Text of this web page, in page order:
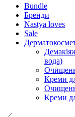
Bundle
Бренди
Nastya loves
Sale
вода)
Креми
Креми